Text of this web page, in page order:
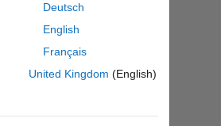
Deutsch
English
Français
United Kingdom (English)